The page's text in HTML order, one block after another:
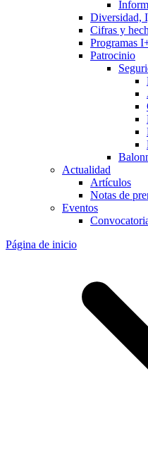
Diversidad,
Cifras y
Programas
Patrocinio
Actualidad
Artículos
Notas de
Eventos
Página de inicio